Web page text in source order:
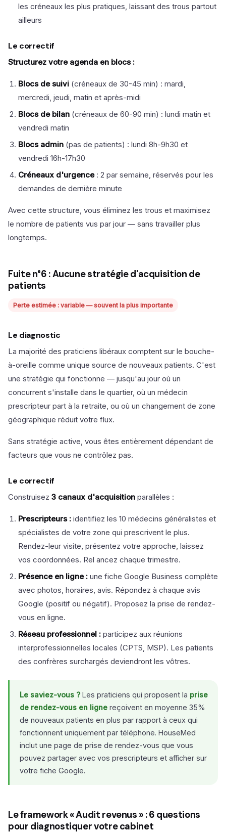
les créneaux les plus pratiques, laissant des trous partout
ailleurs
Le correctif
Structurez votre agenda en blocs :
Blocs de suivi (créneaux de 30-45 min) : mardi,
mercredi, jeudi, matin et après-midi
Blocs de bilan (créneaux de 60-90 min) : lundi matin et
vendredi matin
Blocs admin (pas de patients) : lundi 8h-9h30 et
vendredi 16h-17h30
Créneaux d'urgence: 2 par semaine, réservés pour les
demandes de dernière minute
Avec cette structure, vous éliminez les trous et maximisez
le nombre de patients vus par jour — sans travailler plus
longtemps.
Fuite n°6 : Aucune stratégie d'acquisition de
patients
Perte estimée : variable — souvent la plus importante
Le diagnostic
La majorité des praticiens libéraux comptent sur le bouche-
à-oreille comme unique source de nouveaux patients. C'est
une stratégie qui fonctionne — jusqu'au jour où un
concurrent s'installe dans le quartier, où un médecin
prescripteur part à la retraite, ou où un changement de zone
géographique réduit votre flux.
Sans stratégie active, vous êtes entièrement dépendant de
facteurs que vous ne contrôlez pas.
Le correctif
Construisez 3 canaux d'acquisition parallèles :
Prescripteurs : identifiez les 10 médecins généralistes et
spécialistes de votre zone qui prescrivent le plus.
Rendez-leur visite, présentez votre approche, laissez
vos coordonnées. Rel ancez chaque trimestre.
Présence en ligne : une fiche Google Business complète
avec photos, horaires, avis. Répondez à chaque avis
Google (positif ou négatif). Proposez la prise de rendez-
vous en ligne.
Réseau professionnel : participez aux réunions
interprofessionnelles locales (CPTS, MSP). Les patients
des confrères surchargés deviendront les vôtres.
Le saviez-vous ?Les praticiens qui proposent la prise
de rendez-vous en ligne reçoivent en moyenne 35%
de nouveaux patients en plus par rapport à ceux qui
fonctionnent uniquement par téléphone. HouseMed
inclut une page de prise de rendez-vous que vous
pouvez partager avec vos prescripteurs et afficher sur
votre fiche Google.
Le framework « Audit revenus » : 6 questions
pour diagnostiquer votre cabinet